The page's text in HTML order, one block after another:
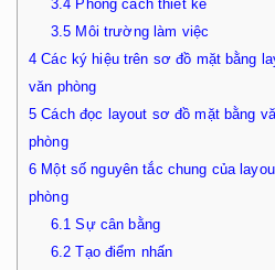
3.4 Phong cách thiết kế
3.5 Môi trường làm việc
4 Các ký hiệu trên sơ đồ mặt bằng
văn phòng
5 Cách đọc layout sơ đồ mặt bằng
phòng
6 Một số nguyên tắc chung của
phòng
6.1 Sự cân bằng
6.2 Tạo điểm nhấn